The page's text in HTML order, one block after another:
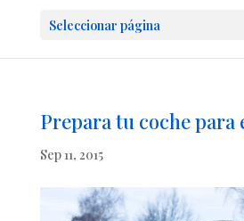
Seleccionar página
Prepara tu coche para
Sep 11, 2015